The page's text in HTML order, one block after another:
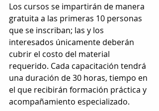
Los cursos se impartirán de manera
gratuita a las primeras 10 personas
que se inscriban; las y los
interesados únicamente deberán
cubrir el costo del material
requerido. Cada capacitación tendrá
una duración de 30 horas, tiempo en
el que recibirán formación práctica y
acompañamiento especializado.